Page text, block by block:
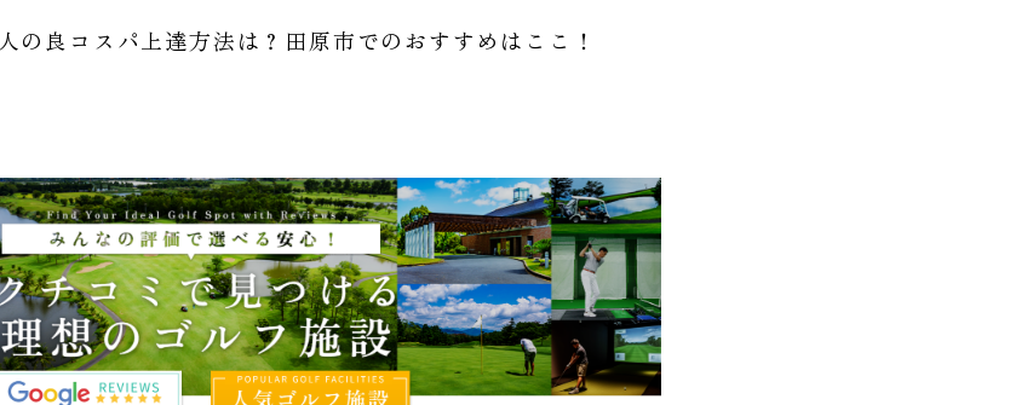
良コスパ上達方法は？田原市でのおすすめはここ！